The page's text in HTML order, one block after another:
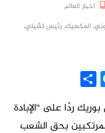
اخبار العالم
, المكسيك, رئيس تشيلي,
Messenger
ردًا على “الإبادة
بحق الشعب